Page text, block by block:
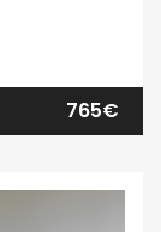
765€